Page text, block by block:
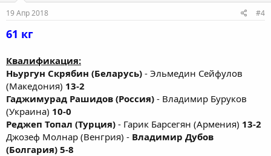
19 Апр 2018 #4
61 кг
Квалификация:
Ньургун Скрябин (Беларусь) - Эльмедин Сейфулов
(Македония) 13-2
Гаджимурад Рашидов (Россия) - Владимир Буруков
(Украина) 10-0
Реджеп Топал (Турция) - Гарик Барсегян (Армения) 13-2
Джозеф Молнар (Венгрия) - Владимир Дубов
(Болгария) 5-8